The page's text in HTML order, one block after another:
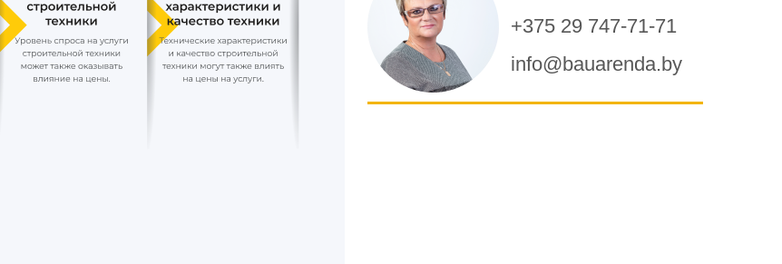
+375 29 747-71-71
info@bauarenda.by